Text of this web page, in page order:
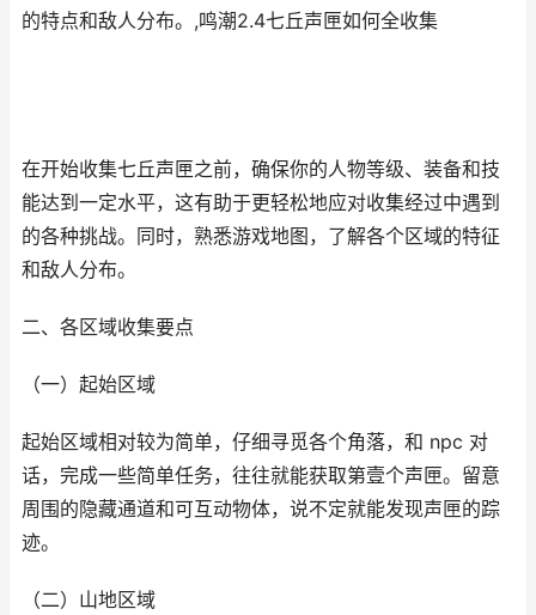
的特点和敌人分布。,鸣潮2.4七丘声匣如何全收集
在开始收集七丘声匣之前，确保你的人物等级、装备和技
能达到一定水平，这有助于更轻松地应对收集经过中遇到
的各种挑战。同时，熟悉游戏地图，了解各个区域的特征
和敌人分布。
二、各区域收集要点
（一）起始区域
起始区域相对较为简单，仔细寻觅各个角落，和 npc 对
话，完成一些简单任务，往往就能获取第壹个声匣。留意
周围的隐藏通道和可互动物体，说不定就能发现声匣的踪
迹。
（二）山地区域